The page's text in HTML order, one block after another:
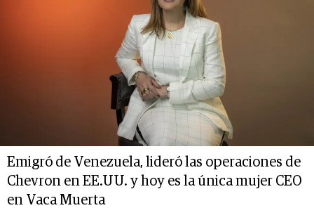
Emigró de Venezuela, lideró las operaciones de
Chevron en EE.UU. y hoy es la única mujer CEO
en Vaca Muerta